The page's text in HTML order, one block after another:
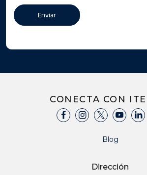
mensajes de texto, otorgas tu
recibir mensajes de texto de
Enviar
CONECTA CON
Blog
Dirección